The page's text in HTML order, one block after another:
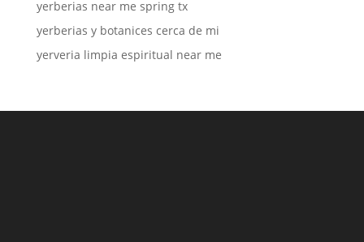
yerberias near me spring tx
yerberias y botanices cerca de mi
yerveria limpia espiritual near me